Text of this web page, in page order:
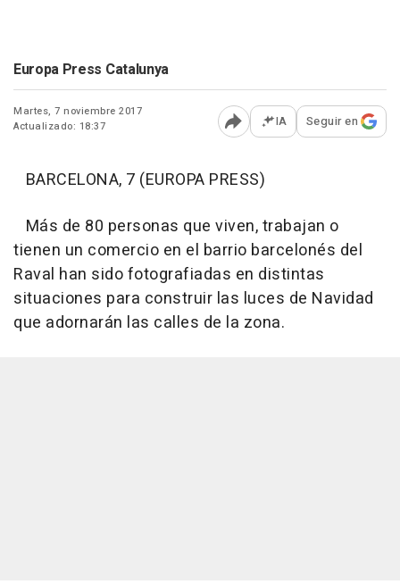
Europa Press Catalunya
Martes, 7 noviembre 2017
Actualizado: 18:37
Abrir opciones para
IA Seguir en
BARCELONA, 7 (EUROPA PRESS)
Más de 80 personas que viven, trabajan o
tienen un comercio en el barrio barcelonés del
Raval han sido fotografiadas en distintas
situaciones para construir las luces de Navidad
que adornarán las calles de la zona.